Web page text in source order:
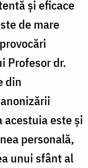
și eficace
de mare
Profesor dr.
din
acestuia este și
personală,
unui sfânt al